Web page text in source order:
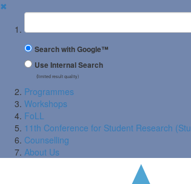
✖
Suchbegriff
Search with Google™
Use Internal Search
(limited result quality)
Programmes
Workshops
FoLL
11th Conference for Student Research
Counselling
About Us